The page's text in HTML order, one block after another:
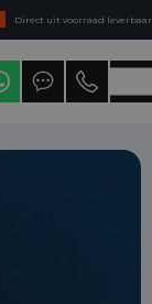
Direct uit voorraad leverbaar
Levering in heel Nederland